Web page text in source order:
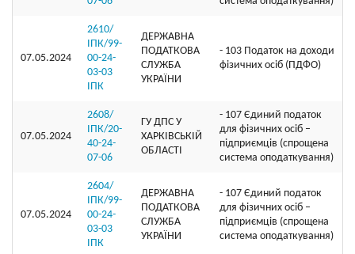
07.05.2024
2610/
ІПК/99-
00-24-
03-03
ІПК
ДЕРЖАВНА
ПОДАТКОВА
СЛУЖБА
УКРАЇНИ
- 103 Податок на доходи
фізичних осіб (ПДФО)
07.05.2024
2608/
ІПК/20-
40-24-
07-06
ГУ ДПС У
ХАРКІВСЬКІЙ
ОБЛАСТІ
- 107 Єдиний податок
для фізичних осіб –
підприємців (спрощена
система оподаткування)
07.05.2024
2604/
ІПК/99-
00-24-
03-03
ІПК
ДЕРЖАВНА
ПОДАТКОВА
СЛУЖБА
УКРАЇНИ
- 107 Єдиний податок
для фізичних осіб –
підприємців (спрощена
система оподаткування)